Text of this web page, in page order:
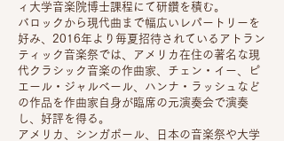
ィ大学音楽院博士課程にて研鑽を積む。
バロックから現代曲まで幅広いレパートリーを
好み、2016年より毎夏招待されているアトラン
ティック音楽祭では、アメリカ在住の著名な現
代クラシック音楽の作曲家、チェン・イー、ピ
エール・ジャルベール、ハンナ・ラッシュなど
の作品を作曲家自身が臨席の元演奏会で演奏
し、好評を得る。
アメリカ、シンガポール、日本の音楽祭や大学